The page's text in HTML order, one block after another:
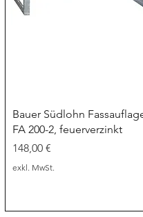
Schnellansicht
Bauer Südlohn
FA 200-2, feuerverzinkt
Preis
148,00 €
exkl. MwSt.